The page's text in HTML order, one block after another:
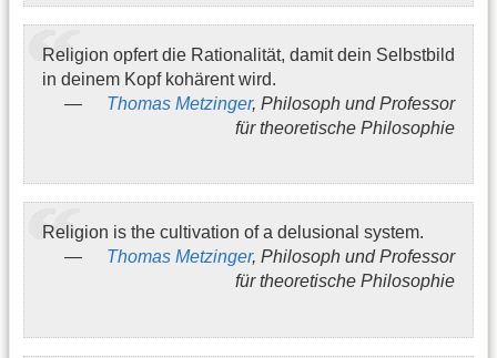
Religion opfert die Rationalität, damit dein Selbstbild
in deinem Kopf kohärent wird.
Thomas Metzinger, Philosoph und Professor
für theoretische Philosophie
Religion is the cultivation of a delusional system.
Thomas Metzinger, Philosoph und Professor
für theoretische Philosophie